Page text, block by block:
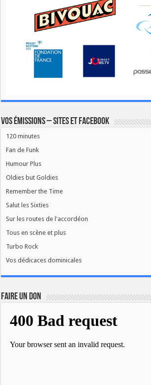
Vos émissions – Sites et Facebook
120 minutes
Fan de Funk
Humour Plus
Oldies but Goldies
Remember the Time
Salut les Sixties
Sur les routes de l'accordéon
Tous en scène et plus
Turbo Rock
Vos dédicaces dominicales
FAIRE UN DON